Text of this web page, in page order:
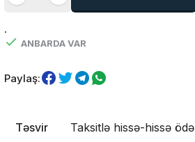
.
ANBARDA VAR
Paylaş:
Təsvir Taksitlə hissə-hissə ödə